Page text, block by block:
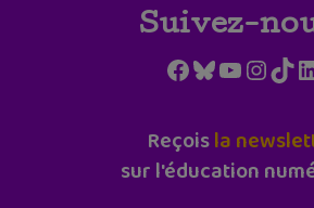
Suivez-
Facebook
Bluesky
YouTube
Reçoisla
sur l'éducation